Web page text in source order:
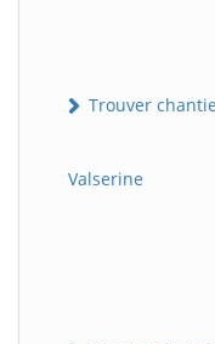
Trouver
Valserine